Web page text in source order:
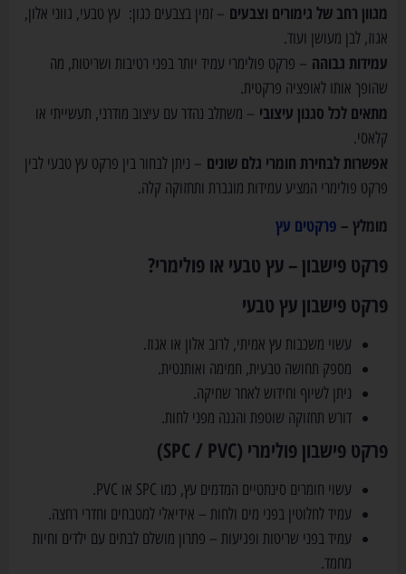
מגוון רחב של גימורים וצבעים – זמין בצבעים כגון: עץ טבעי, גווני אלון,
אגוז, לבן מעושן ועוד.
עמידות גבוהה – פרקט פולימרי עמיד יותר בפני רטיבות ושריטות, מה
שהופך אותו לאופציה פרקטית.
מתאים לכל סגנון עיצובי – משתלב נהדר עם עיצוב מודרני, תעשייתי או
קלאסי.
אפשרות לבחירת חומרי גלם שונים – ניתן לבחור בין פרקט עץ טבעי לבין
פרקט פולימרי המציע עמידות מוגברת ותחזוקה קלה.
מומלץ – פרקטים עץ
פרקט פישבון – עץ טבעי או פולימרי?
פרקט פישבון עץ טבעי
עשוי משכבות עץ אמיתי, לרוב אלון או אגוז.
מספק תחושה טבעית, חמימה ואותנטית.
ניתן לשיוף וחידוש לאחר שחיקה.
דורש תחזוקה שוטפת והגנה מפני לחות.
פרקט פישבון פולימרי (SPC / PVC)
עשוי חומרים סינתטיים המדמים עץ, כמו SPC או PVC.
עמיד לחלוטין בפני מים ולחות – אידיאלי למטבחים וחדרי רחצה.
עמיד בפני שריטות ופגיעות – פתרון מושלם לבתים עם ילדים וחיות
מחמד.